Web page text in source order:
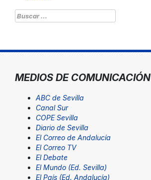
Buscar:
MEDIOS DE COMUNICACIÓN
ABC de Sevilla
Canal Sur
COPE Sevilla
Diario de Sevilla
El Correo de Andalucía
El Correo TV
El Debate
El Mundo (Ed. Sevilla)
El País (Ed. Andalucía)